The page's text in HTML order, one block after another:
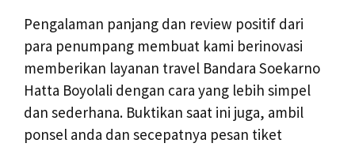
Pengalaman panjang dan review positif dari
para penumpang membuat kami berinovasi
memberikan layanan travel Bandara Soekarno
Hatta Boyolali dengan cara yang lebih simpel
dan sederhana. Buktikan saat ini juga, ambil
ponsel anda dan secepatnya pesan tiket